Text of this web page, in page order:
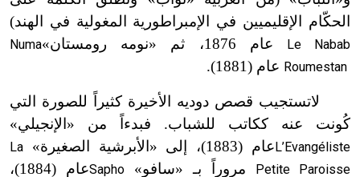
الحكّام الإقليميين في الإمبراطورية المغولية في الهند)
Le Nabab عام 1876، ثم «نومه رومستان»
Numa
Roumestan عام (1881) .
لاتستجيب قصص دوديه الأخيرة كثيراً للصورة التي
كُونت عنه ككاتب للشباب. فبدءاً من «الإنجيلي»
L’Evangéliste عام (1883) ، إلى «الأبرشية الصغيرة» La
Petite Paroisse
مروراً بـ «سافو» Saphoعام (1884)
،